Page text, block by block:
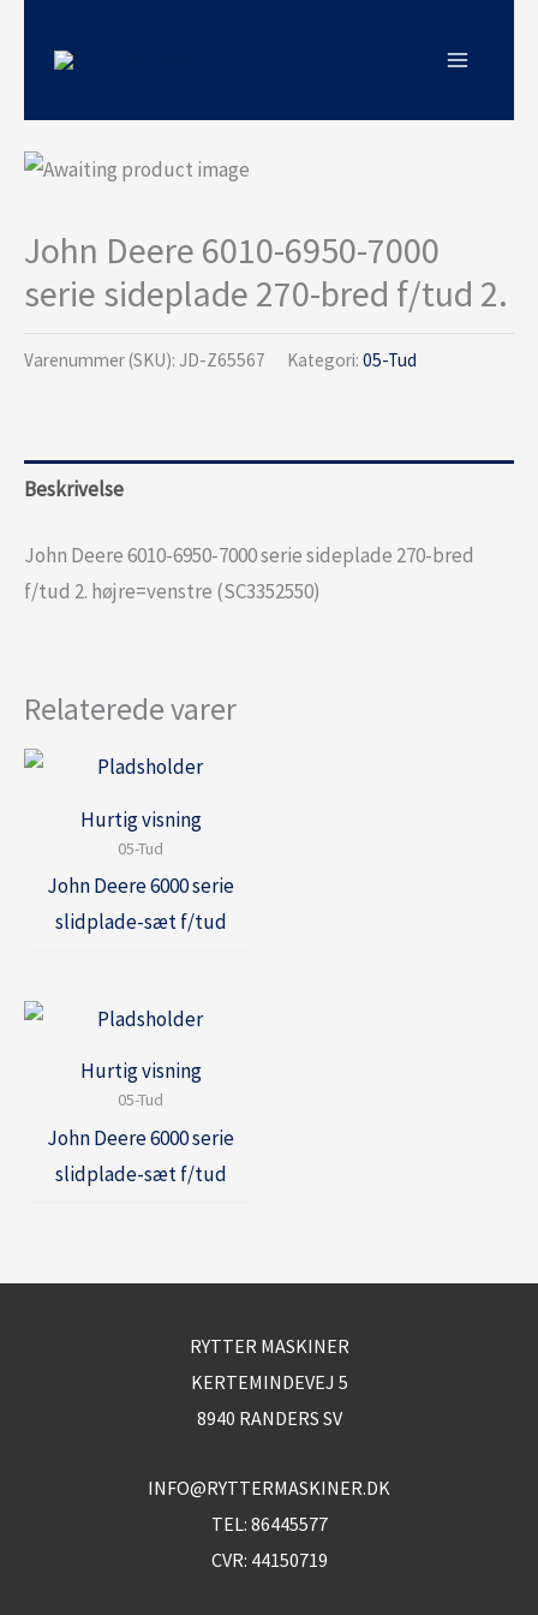
John Deere 6010-6950-7000
serie sideplade 270-bred f/tud 2.
Varenummer (SKU): JD-Z65567 Kategori: 05-Tud
Beskrivelse
John Deere 6010-6950-7000 serie sideplade 270-bred
f/tud 2. højre=venstre (SC3352550)
Relaterede varer
Hurtig visning
05-Tud
John Deere 6000 serie
slidplade-sæt f/tud
Hurtig visning
05-Tud
John Deere 6000 serie
slidplade-sæt f/tud
RYTTER MASKINER
KERTEMINDEVEJ 5
8940 RANDERS SV
INFO@RYTTERMASKINER.DK
TEL: 86445577
CVR: 44150719